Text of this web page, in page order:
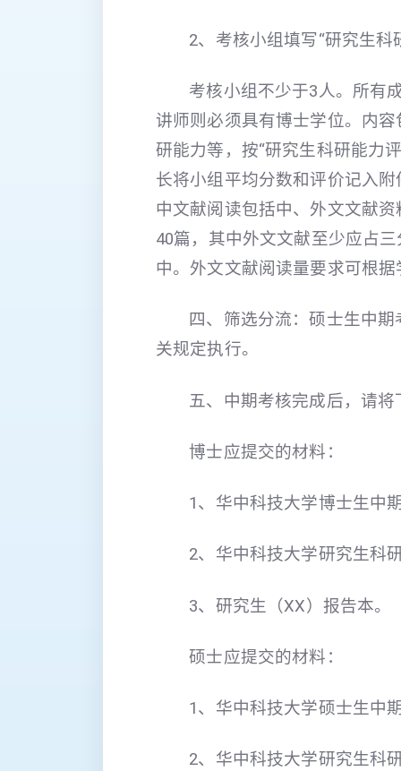
2、考核小组填写“研究生
考核小组不少于3人。所有
讲师则必须具有博士学位。内
研能力等，按“研究生科研能力
长将小组平均分数和评价记入
中文献阅读包括中、外文文献
40篇，其中外文文献至少应占
中。外文文献阅读量要求可根
四、筛选分流：硕士生中
关规定执行。
五、中期考核完成后，请
博士应提交的材料：
1、华中科技大学博士生中
2、华中科技大学研究生科
3、研究生（XX）报告本。
硕士应提交的材料：
1、华中科技大学硕士生中
2、华中科技大学研究生科